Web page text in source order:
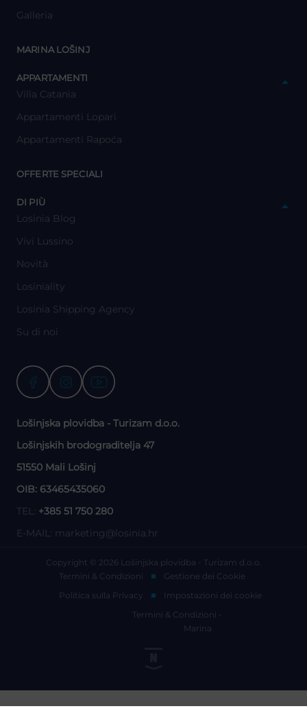
Galleria
MARINA LOŠINJ
APPARTAMENTI
Villa Catania
Appartamenti Lopari
Appartamenti Rapoća
OFFERTE SPECIALI
DI PIÙ
Losinia Blog
Vivi Lussino
Novità
Losiniality
Losinia Shipping Agency
Su di noi
Lošinjska plovidba - Turizam d.o.o.
Lošinjskih brodograditelja 47
51550 Mali Lošinj
OIB: 63465435060
TEL: +385 51 750 280
E-MAIL: marketing@losinia.hr
Copyright © 2026 Lošinjska plovidba - Turizam d.o.o.
Termini & Condizioni
Gestione dei Cookie
Politica sulla Privacy
Impostazioni dei cookie
Termini & Condizioni -
Marina